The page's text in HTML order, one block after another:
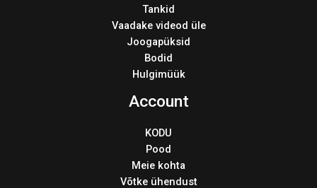
Tankid
Vaadake videod üle
Joogapüksid
Bodid
Hulgimüük
Account
KODU
Pood
Meie kohta
Võtke ühendust